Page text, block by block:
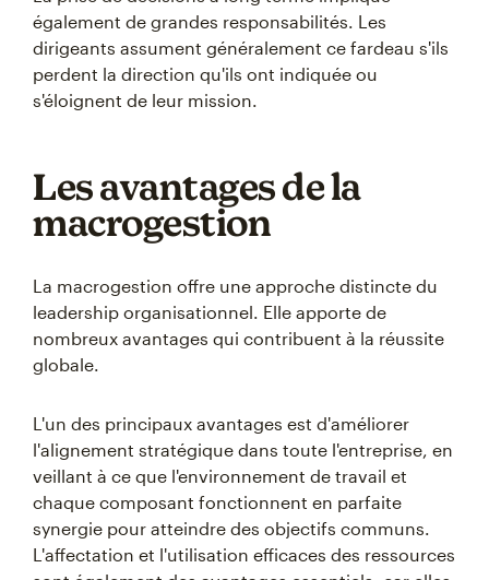
également de grandes responsabilités. Les
dirigeants assument généralement ce fardeau s'ils
perdent la direction qu'ils ont indiquée ou
s'éloignent de leur mission.
Les avantages de la
macrogestion
La macrogestion offre une approche distincte du
leadership organisationnel. Elle apporte de
nombreux avantages qui contribuent à la réussite
globale.
L'un des principaux avantages est d'améliorer
l'alignement stratégique dans toute l'entreprise, en
veillant à ce que l'environnement de travail et
chaque composant fonctionnent en parfaite
synergie pour atteindre des objectifs communs.
L'affectation et l'utilisation efficaces des ressources